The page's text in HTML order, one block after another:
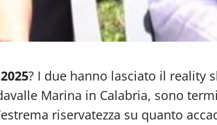
? I due hanno lasciato il reality
Marina in Calabria, sono
riservatezza su quanto